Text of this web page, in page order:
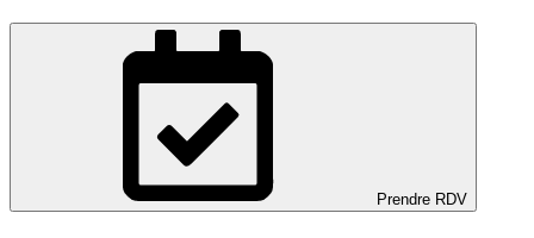
Prendre RDV